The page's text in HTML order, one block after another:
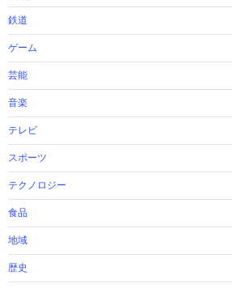
鉄道
ゲーム
芸能
音楽
テレビ
スポーツ
テクノロジー
食品
地域
歴史